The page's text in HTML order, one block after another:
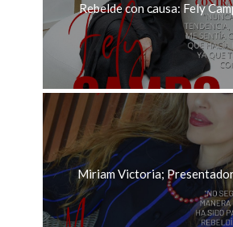
Rebelde con causa: Fely
Miriam Victoria;